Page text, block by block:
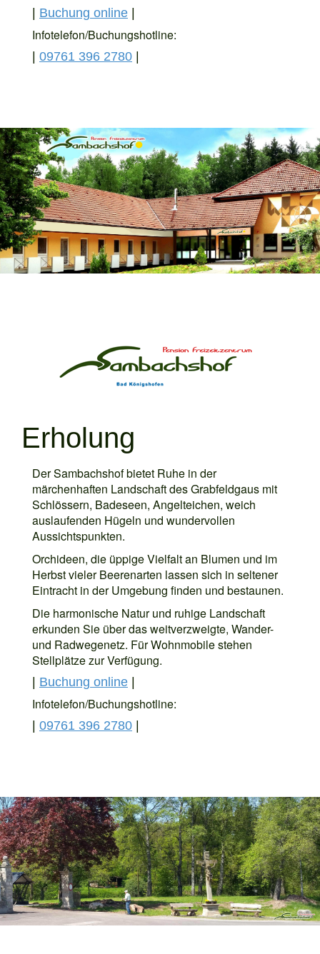
| Buchung online |
Infotelefon/Buchungshotline:
| 09761 396 2780 |
Erholung
Der Sambachshof bietet Ruhe in der
märchenhaften Landschaft des Grabfeldgaus mit
Schlössern, Badeseen, Angelteichen, weich
auslaufenden Hügeln und wundervollen
Aussichtspunkten.
Orchideen, die üppige Vielfalt an Blumen und im
Herbst vieler Beerenarten lassen sich in seltener
Eintracht in der Umgebung finden und bestaunen.
Die harmonische Natur und ruhige Landschaft
erkunden Sie über das weitverzweigte, Wander-
und Radwegenetz. Für Wohnmobile stehen
Stellplätze zur Verfügung.
Buchung online
Infotelefon/Buchungshotline:
09761 396 2780